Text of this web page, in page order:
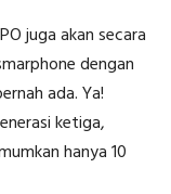
juga akan secara
dengan
ada. Ya!
ketiga,
hanya 10